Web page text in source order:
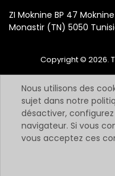
ZI Moknine BP 47 Moknine
Monastir (TN) 5050
Copyright © 2026.
Nous utilisons des
sujet dans notre
désactiver,
navigateur. Si vous
vous acceptez ces